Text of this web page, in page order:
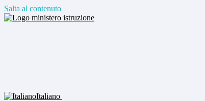
Salta al contenuto
Italiano